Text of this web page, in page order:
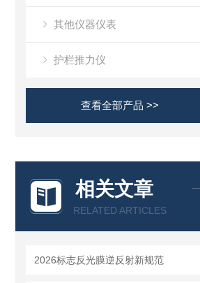
其他仪器仪表
护栏推力仪
查看全部产品 >>
相关文章
RELATED ARTICLES
2026标志反光膜逆反射新规范